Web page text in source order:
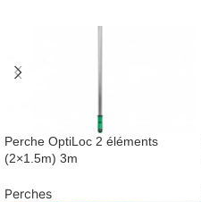
Perche OptiLoc 2 éléments
(2×1.5m) 3m
Perches